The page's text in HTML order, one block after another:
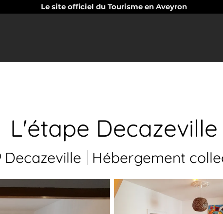
Le site officiel du Tourisme en Aveyron
L'étape Decazeville
Decazeville Hébergement